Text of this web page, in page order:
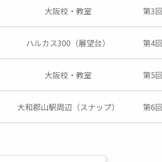
大阪校・教室 第3
ハルカス300（展望台） 第4
大阪校・教室 第5
大和郡山駅周辺（スナップ） 第6